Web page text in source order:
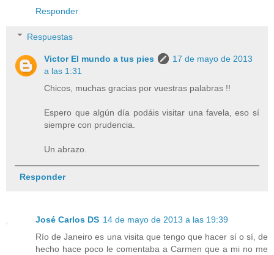
Responder
Respuestas
Victor El mundo a tus pies
17 de mayo de 2013
a las 1:31
Chicos, muchas gracias por vuestras palabras !!
Espero que algún día podáis visitar una favela, eso sí
siempre con prudencia.
Un abrazo.
Responder
José Carlos DS 14 de mayo de 2013 a las 19:39
Río de Janeiro es una visita que tengo que hacer sí o sí, de
hecho hace poco le comentaba a Carmen que a mi no me